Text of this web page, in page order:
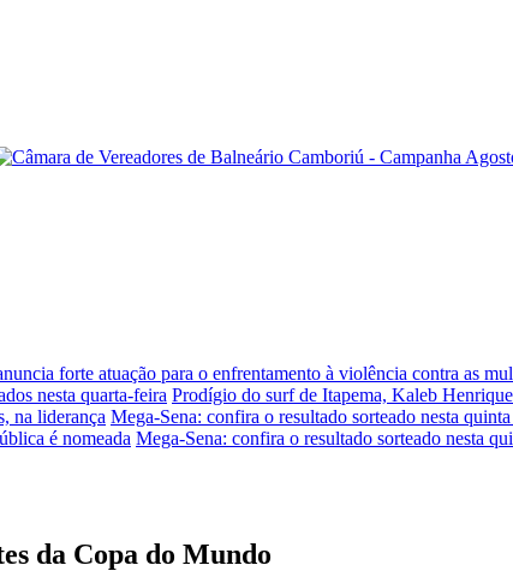
forte atuação para o enfrentamento à violência contra as
nesta quarta-feira Prodígio do surf de Itapema, Kaleb
na liderança Mega-Sena: confira o resultado sorteado nesta
é nomeada Mega-Sena: confira o resultado sorteado nesta
da Copa do Mundo